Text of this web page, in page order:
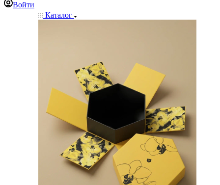
Войти
Каталог